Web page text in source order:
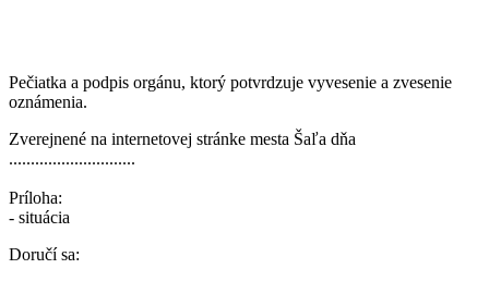
Pečiatka a podpis orgánu, ktorý potvrdzuje vyvesenie a zvesenie
oznámenia.
Zverejnené na internetovej stránke mesta Šaľa dňa
.............................
Príloha:
- situácia
Doručí sa: